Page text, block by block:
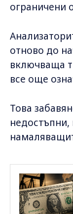
ограничени
отново до
включваща
все още
Това